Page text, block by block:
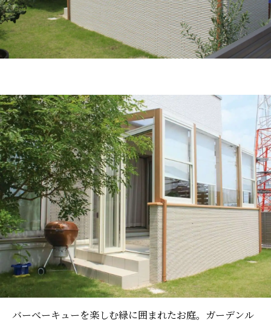
バーべーキューを楽しむ緑に囲まれたお庭。ガーデンル